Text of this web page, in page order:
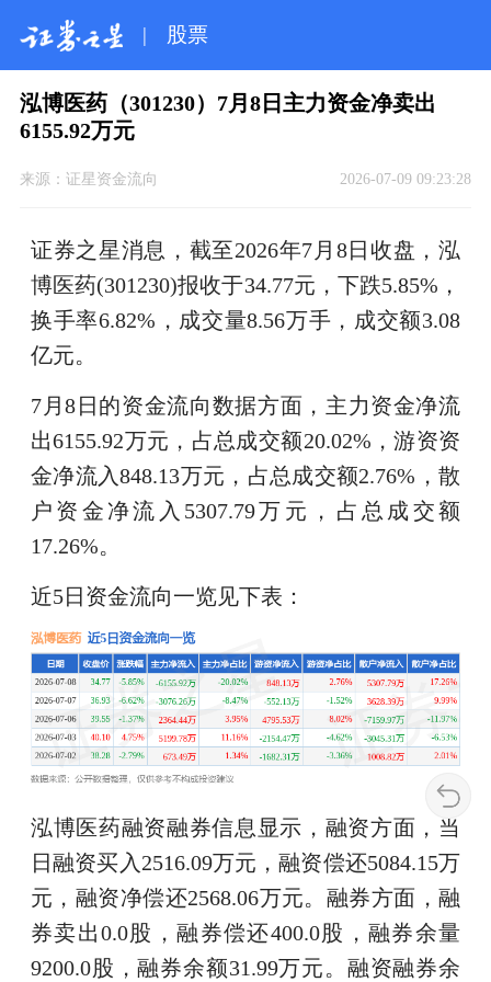
| 股票
泓博医药（301230）7月8日主力资金净卖出
6155.92万元
来源： 证星资金流向 2026-07-09 09:23:28
证券之星消息，截至2026年7月8日收盘，泓
博医药(301230)报收于34.77元，下跌5.85%，
换手率6.82%，成交量8.56万手，成交额3.08
亿元。
7月8日的资金流向数据方面，主力资金净流
出6155.92万元，占总成交额20.02%，游资资
金净流入848.13万元，占总成交额2.76%，散
户资金净流入5307.79万元，占总成交额
17.26%。
近5日资金流向一览见下表：
泓博医药融资融券信息显示，融资方面，当
日融资买入2516.09万元，融资偿还5084.15万
元，融资净偿还2568.06万元。融券方面，融
券卖出0.0股，融券偿还400.0股，融券余量
9200.0股，融券余额31.99万元。融资融券余